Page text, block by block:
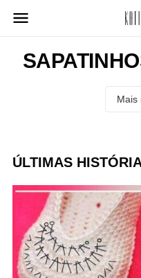
para
conteúdo
ÚLTIMAS